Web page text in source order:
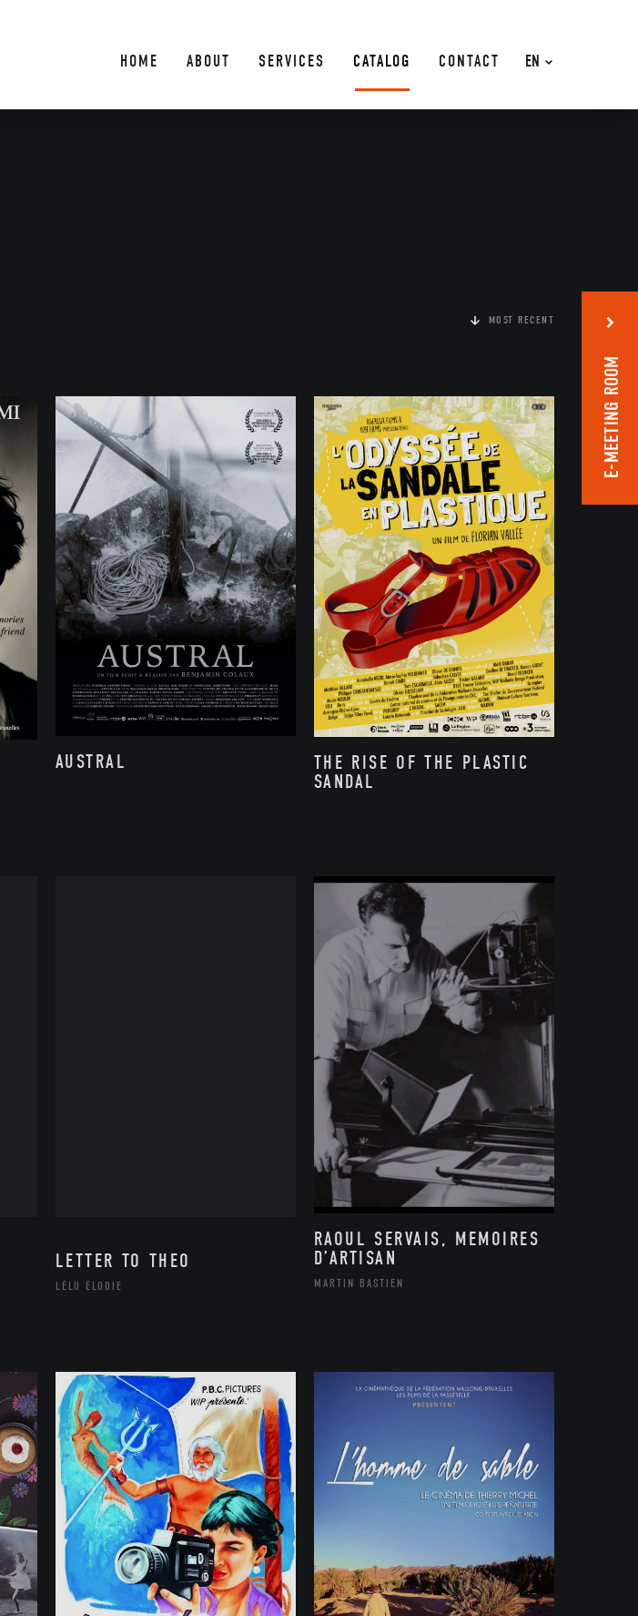
EN
HOME ABOUT SERVICES CATALOG CONTACT
MOST RECENT
AUSTRAL
THE RISE OF THE PLASTIC
SANDAL
LETTER TO THEO
LÉLU ÉLODIE
RAOUL SERVAIS, MEMOIRES
D’ARTISAN
MARTIN BASTIEN
E-MEETING ROOM